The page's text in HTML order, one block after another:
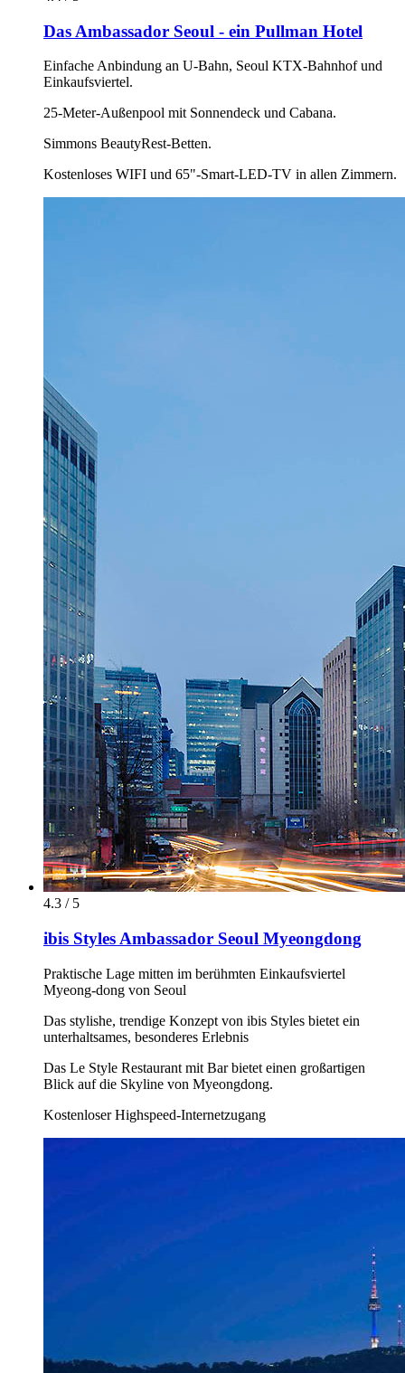
Das Ambassador Seoul - ein Pullman Hotel
Einfache Anbindung an U-Bahn, Seoul KTX-Bahnhof und
Einkaufsviertel.
25-Meter-Außenpool mit Sonnendeck und Cabana.
Simmons BeautyRest-Betten.
Kostenloses WIFI und 65"-Smart-LED-TV in allen Zimmern.
4.3 / 5
ibis Styles Ambassador Seoul Myeongdong
Praktische Lage mitten im berühmten Einkaufsviertel
Myeong-dong von Seoul
Das stylishe, trendige Konzept von ibis Styles bietet ein
unterhaltsames, besonderes Erlebnis
Das Le Style Restaurant mit Bar bietet einen großartigen
Blick auf die Skyline von Myeongdong.
Kostenloser Highspeed-Internetzugang